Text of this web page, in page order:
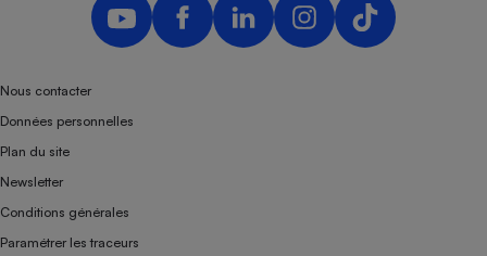
Nous contacter
Données personnelles
Plan du site
Newsletter
Conditions générales
Paramétrer les traceurs